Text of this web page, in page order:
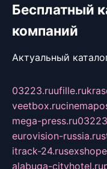
Бесплатный
компаний
Актуальный
03223.ruufille.ru
veetbox.ru
mega-press.ru
eurovision-russia.ru
itrack-24.ru
alabuga-cityhotel.ru